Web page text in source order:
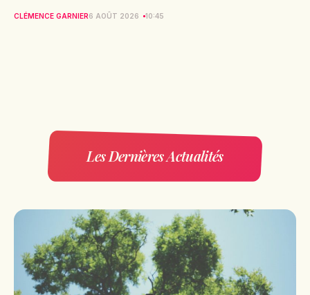
CLÉMENCE GARNIER6 AOÛT 2026 10:45
Les Dernières Actualités